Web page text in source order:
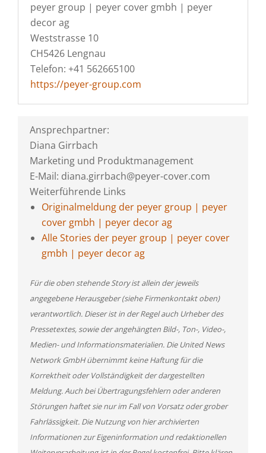
peyer group | peyer cover gmbh | peyer
decor ag
Weststrasse 10
CH5426 Lengnau
Telefon: +41 562665100
https://peyer-group.com
Ansprechpartner:
Diana Girrbach
Marketing und Produktmanagement
E-Mail: diana.girrbach@peyer-cover.com
Weiterführende Links
Originalmeldung der peyer group | peyer
cover gmbh | peyer decor ag
Alle Stories der peyer group | peyer cover
gmbh | peyer decor ag
Für die oben stehende Story ist allein der jeweils
angegebene Herausgeber (siehe Firmenkontakt oben)
verantwortlich. Dieser ist in der Regel auch Urheber des
Pressetextes, sowie der angehängten Bild-, Ton-, Video-,
Medien- und Informationsmaterialien. Die United News
Network GmbH übernimmt keine Haftung für die
Korrektheit oder Vollständigkeit der dargestellten
Meldung. Auch bei Übertragungsfehlern oder anderen
Störungen haftet sie nur im Fall von Vorsatz oder grober
Fahrlässigkeit. Die Nutzung von hier archivierten
Informationen zur Eigeninformation und redaktionellen